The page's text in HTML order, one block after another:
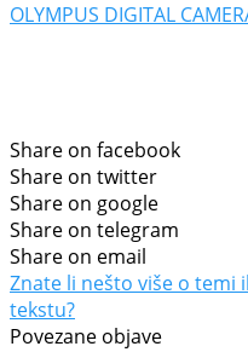
OLYMPUS DIGITAL
Share on facebook
Share on twitter
Share on google
Share on telegram
Share on email
Znate li nešto više o temi
tekstu?
Povezane objave